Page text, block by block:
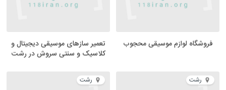
فروشگاه لوازم موسیقی محجوب
تعمیر سازهای موسیقی دیجیتال و
کلاسیک و سنتی سروش در رشت
رشت رشت